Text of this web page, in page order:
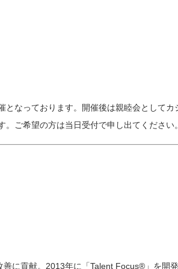
となっております。開催後は親睦会としてカ
ご希望の方は当日受付で申し出てください。
に貢献。2013年に「Talent Focus®」を開発